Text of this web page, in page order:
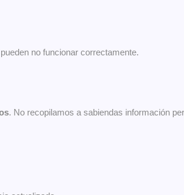
no funcionar correctamente.
. No recopilamos a sabiendas información